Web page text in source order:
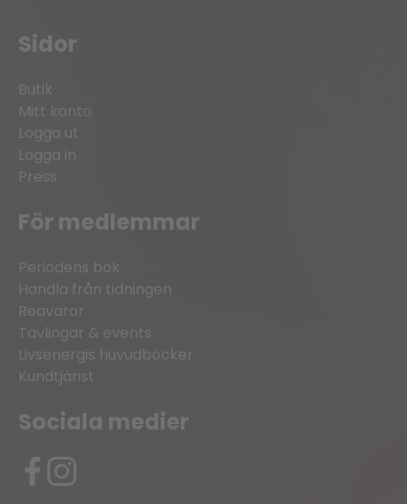
Sidor
Butik
Mitt konto
Logga ut
Logga in
Press
För medlemmar
Periodens bok
Handla från tidningen
Reavaror
Tävlingar & events
Livsenergis huvudböcker
Kundtjänst
Sociala medier